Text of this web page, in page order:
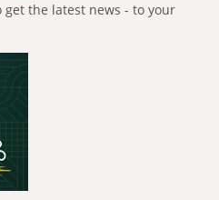
get the latest news - to your